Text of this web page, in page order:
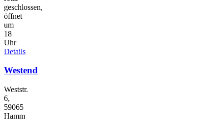
geschlossen,
öffnet
um
18
Uhr
Details
Westend
Weststr.
6,
59065
Hamm